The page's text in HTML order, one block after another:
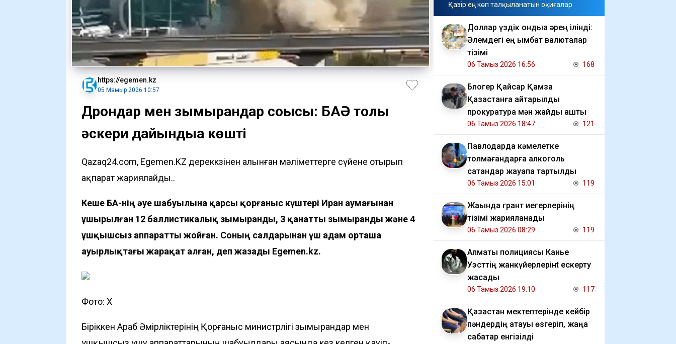
https://egemen.kz
05 Мамыр 2026 10:57
Дрондар мен зымырандар соққысы: БАӘ толық
әскери дайындыққа көшті
Qazaq24.com, Egemen.KZ дереккөзінен алынған мәліметтерге сүйене отырып
ақпарат жариялайды..
Кеше БАӘ-нің әуе шабуылына қарсы қорғаныс күштері Иран аумағынан
ұшырылған 12 баллистикалық зымыранды, 3 қанатты зымыранды және 4
ұшқышсыз аппаратты жойған. Соның салдарынан үш адам орташа
ауырлықтағы жарақат алған, деп жазады Egemen.kz.
Фото: Х
Біріккен Араб Әмірліктерінің Қорғаныс министрлігі зымырандар мен
Қазір ең көп талқыланатын оқиғалар
Доллар үздік ондыққа әрең ілінді:
Әлемдегі ең қымбат валюталар
тізімі
06 Тамыз 2026 16:56 168
Блогер Қайсар Қамза
Қазақстанға қайтарылды
прокуратура мән жайды ашты
06 Тамыз 2026 18:47 121
Павлодарда кәмелетке
толмағандарға алкоголь
сатқандар жауапқа тартылды
06 Тамыз 2026 15:01 119
Жақында грант иегерлерінің
тізімі жарияланады
06 Тамыз 2026 08:29 119
Алматы полициясы Канье
Уэсттің жанкүйерлерінt ескерту
жасады
06 Тамыз 2026 19:10 117
Қазақстан мектептерінде кейбір
пәндердің атауы өзгеріп, жаңа
сабақтар енгізілді